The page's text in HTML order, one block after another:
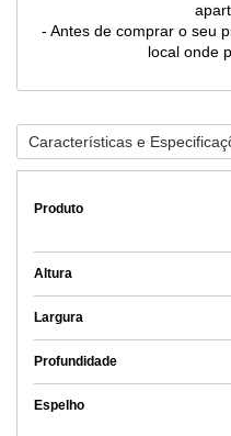
- Antes de comprar o seu
local onde
Características e
Produto
Altura
Largura
Profundidade
Espelho